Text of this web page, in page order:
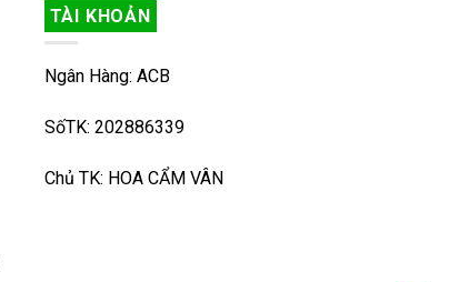
TÀI KHOẢN
Ngân Hàng: ACB
SốTK: 202886339
Chủ TK: HOA CẨM VÂN